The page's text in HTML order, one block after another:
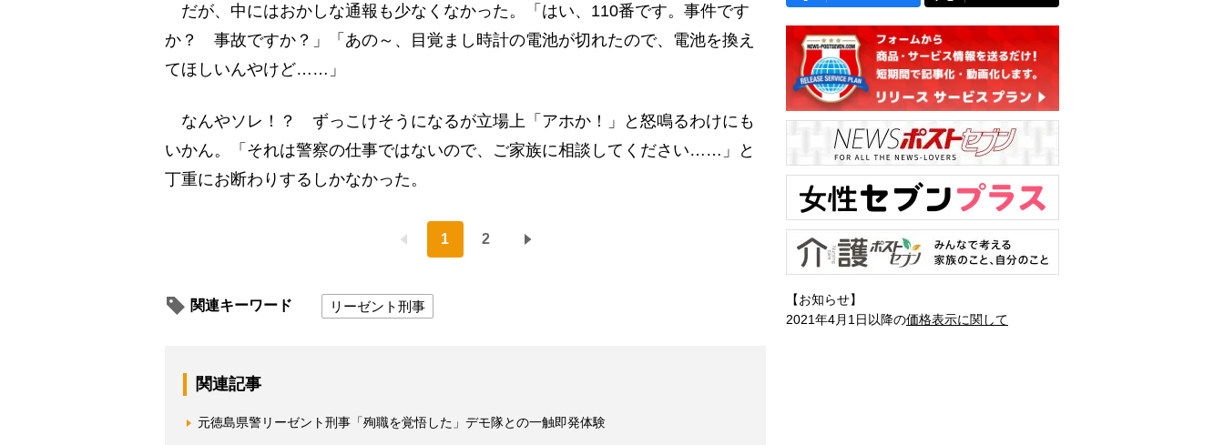
だが、中にはおかしな通報も少なくなかった。「はい、110番です。事件です
か？ 事故ですか？」「あの～、目覚まし時計の電池が切れたので、電池を換え
てほしいんやけど……」
なんやソレ！？ ずっこけそうになるが立場上「アホか！」と怒鳴るわけにも
いかん。「それは警察の仕事ではないので、ご家族に相談してください……」と
丁重にお断わりするしかなかった。
1 2
関連キーワード リーゼント刑事
関連記事
元徳島県警リーゼント刑事「殉職を覚悟した」デモ隊との一触即発体験
【お知らせ】
2021年4月1日以降の価格表示に関して